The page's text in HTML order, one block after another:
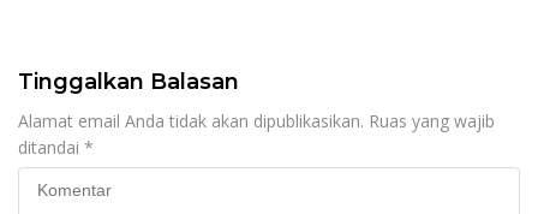
Tinggalkan Balasan
Alamat email Anda tidak akan dipublikasikan. Ruas yang wajib
ditandai *